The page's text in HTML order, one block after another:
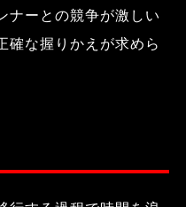
ナーとの競争が激しい
確な握りかえが求めら